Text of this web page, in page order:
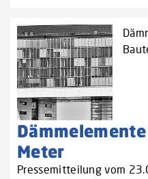
Meter
Pressemitteilung vom